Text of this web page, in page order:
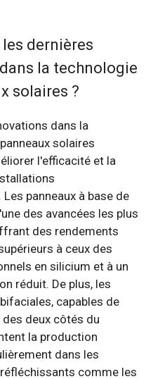
dernières
la technologie
solaires ?
dans la
solaires
l'efficacité et la
panneaux à base de
des avancées les plus
des rendements
à ceux des
en silicium et à un
réduit. De plus, les
capables de
deux côtés du
la production
dans les
comme les